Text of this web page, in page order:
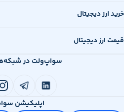
خرید ارز دیجیتال
قیمت ارز دیجیتال
سواپ‌ولت در
اپلیکیشن